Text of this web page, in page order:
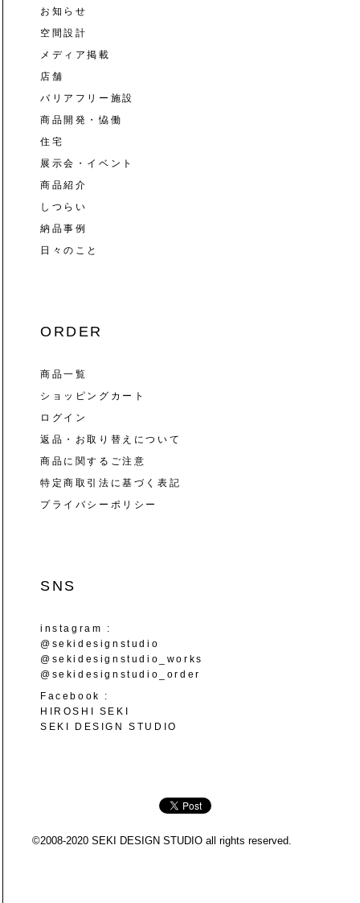
お知らせ
空間設計
メディア掲載
店舗
バリアフリー施設
商品開発・恊働
住宅
展示会・イベント
商品紹介
しつらい
納品事例
日々のこと
ORDER
商品一覧
ショッピングカート
ログイン
返品・お取り替えについて
商品に関するご注意
特定商取引法に基づく表記
プライバシーポリシー
SNS
instagram :
@sekidesignstudio
@sekidesignstudio_works
@sekidesignstudio_order
Facebook :
HIROSHI SEKI
SEKI DESIGN STUDIO
©2008-2020 SEKI DESIGN STUDIO all rights reserved.